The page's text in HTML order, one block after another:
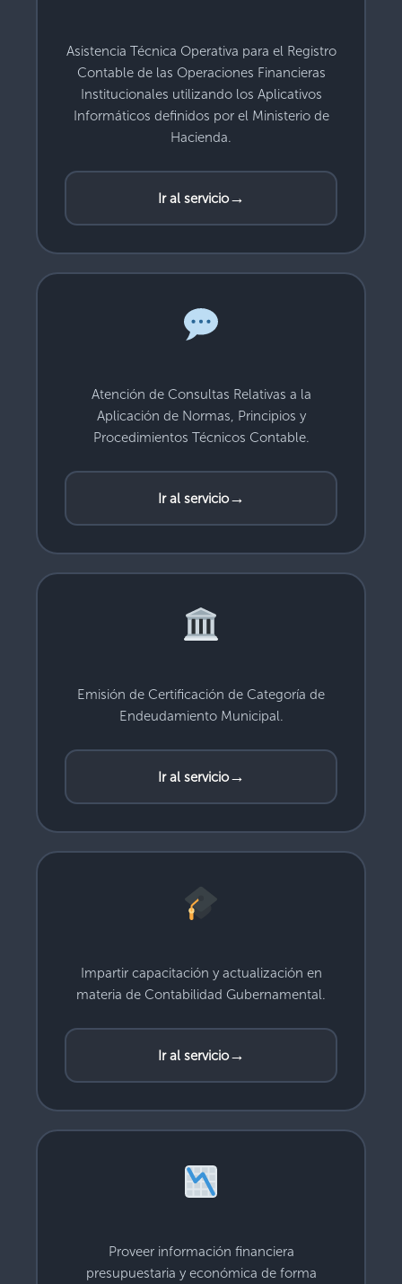
Asistencia Técnica Operativa para el Registro
Contable de las Operaciones Financieras
Institucionales utilizando los Aplicativos
Informáticos definidos por el Ministerio de
Hacienda.
Ir al servicio→
Atención de Consultas Relativas a la
Aplicación de Normas, Principios y
Procedimientos Técnicos Contable.
Ir al servicio→
Emisión de Certificación de Categoría de
Endeudamiento Municipal.
Ir al servicio→
Impartir capacitación y actualización en
materia de Contabilidad Gubernamental.
Ir al servicio→
Proveer información financiera
presupuestaria y económica de forma